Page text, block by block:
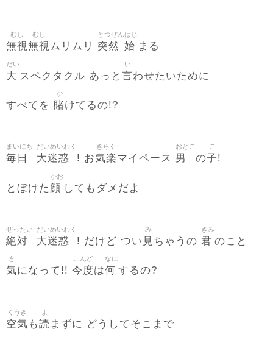
無視
むし
無視
むし
ムリムリ 突然
とつぜん
始
はじ
まる
大
だい
スペクタクル あっと 言
い
わせたいために
すべてを 賭
か
けてるの!?
毎日
まいにち
大迷惑
だいめいわく
! お気楽
きらく
マイペース 男
おとこ
の子
こ
!
とぼけた 顔
かお
してもダメだよ
絶対
ぜったい
大迷惑
だいめいわく
! だけど つい 見
み
ちゃうの 君
きみ
のこと
気
き
になって!! 今度
こんど
は何
なに
するの?
空気
くうき
も読
よ
まずに どうしてそこまで